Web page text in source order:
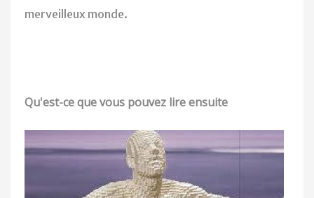
merveilleux monde.
Qu'est-ce que vous pouvez lire ensuite